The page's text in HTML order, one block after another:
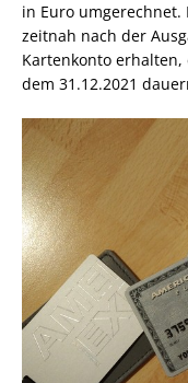
in Euro umgerechnet.
zeitnah nach der
Kartenkonto erhalten,
dem 31.12.2021